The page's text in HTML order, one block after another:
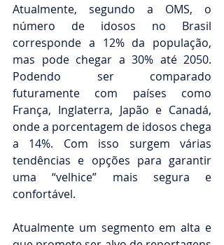
Atualmente, segundo a OMS, o
número de idosos no Brasil
corresponde a 12% da população,
mas pode chegar a 30% até 2050.
Podendo ser comparado
futuramente com países como
França, Inglaterra, Japão e Canadá,
onde a porcentagem de idosos chega
a 14%. Com isso surgem várias
tendências e opções para garantir
uma “velhice” mais segura e
confortável.
Atualmente um segmento em alta e